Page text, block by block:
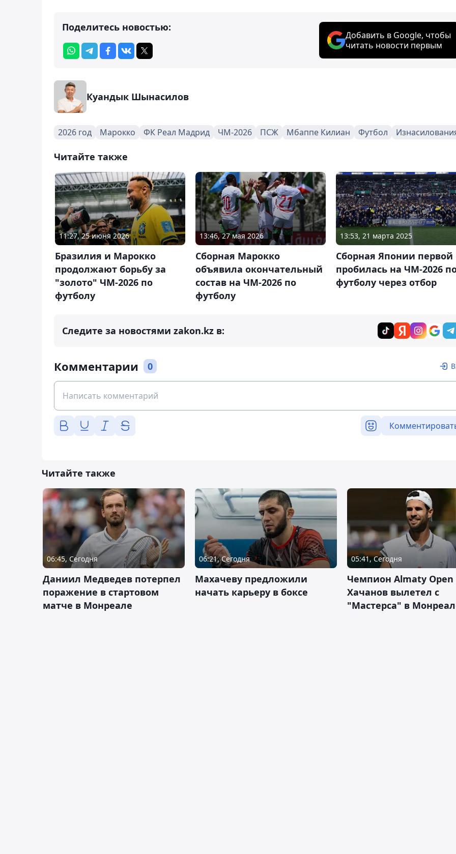
Поделитесь новостью:
Добавить в Google, чтобы
читать новости первым
Куандык Шынасилов
2026 год Марокко ФК Реал Мадрид ЧМ-2026 ПСЖ Мбаппе Килиан Футбол
Читайте также
11:27, 25 июня 2026
Бразилия и Марокко
продолжают борьбу за
"золото" ЧМ-2026 по
футболу
13:46, 27 мая 2026
Сборная Марокко
объявила окончательный
состав на ЧМ-2026 по
футболу
13:53, 21 марта 2025
Сборная Японии первой
пробилась на ЧМ-2026
футболу через отбор
Следите за новостями zakon.kz в:
Комментарии 0
Читайте также
06:45, Сегодня
Даниил Медведев потерпел
поражение в стартовом
матче в Монреале
06:21, Сегодня
Махачеву предложили
начать карьеру в боксе
05:41, Сегодня
Чемпион Almaty Open
Хачанов вылетел с
"Мастерса" в